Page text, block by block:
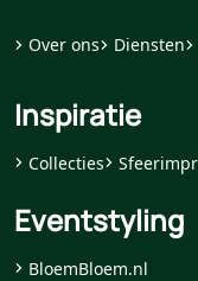
Over ons Diensten
Inspiratie
Collecties
Eventstyling
BloemBloem.nl